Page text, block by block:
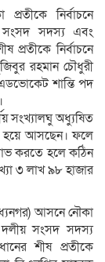
নির্বাচনে
সংসদ সদস্য এবং
নির্বাচনে
রহমান চৌধুরী
এডভোকেট শান্তি পদ
সংখ্যালঘু অধ্যুষিত
হয়ে আসছেন। ফলে
করতে হলে কঠিন
৩ লাখ ৯৮ হাজার
আসনে নৌকা
দলীয় সংসদ সদস্য
শীষ প্রতীকে